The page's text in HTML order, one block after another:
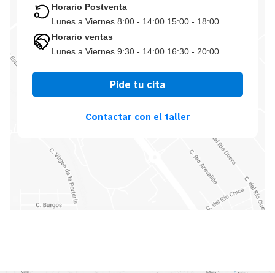
Horario Postventa
Lunes a Viernes 8:00 - 14:00 15:00 - 18:00
Horario ventas
Lunes a Viernes 9:30 - 14:00 16:30 - 20:00
Pide tu cita
Contactar con el taller